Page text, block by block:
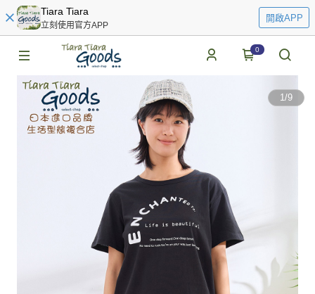
Tiara Tiara
立刻使用官方APP
開啟APP
0
1/9